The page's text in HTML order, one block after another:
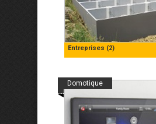
Entreprises (2)
Domotique